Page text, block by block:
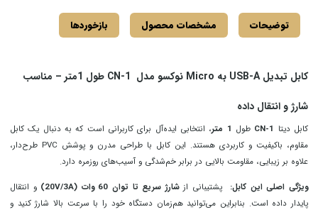
توضیحات مشخصات محصول بازخوردها
کابل تبدیل USB-A به Micro نوکسو مدل CN-1 طول 1متر – مناسب
شارژ و انتقال داده
کابل دیتا CN-1 طول
، انتخابی ایده‌آل برای کاربرانی است که به دنبال یک کابل
مقاوم، باکیفیت و کاربردی هستند. این کابل با طراحی مدرن و پوشش PVC طرح‌دار،
علاوه بر زیبایی، مقاومت بالایی در برابر خم‌شدگی و آسیب‌های روزمره دارد.
ویژگی اصلی این کابل:
پشتیبانی ازشارژ سریع تا توان 60 وات (20V/3A)
و انتقال
پایدار داده است. بنابراین می‌توانید هم‌زمان دستگاه خود را با سرعت بالا شارژ کنید و